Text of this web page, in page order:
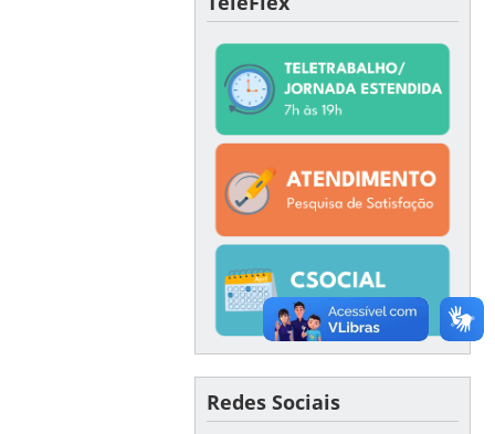
Redes Sociais